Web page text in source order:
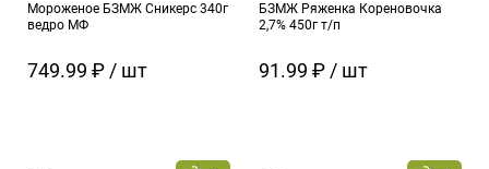
Мороженое БЗМЖ Сникерс 340г
ведро МФ
749.99 ₽ / шт
БЗМЖ Ряженка Кореновочка
2,7% 450г т/п
91.99 ₽ / шт